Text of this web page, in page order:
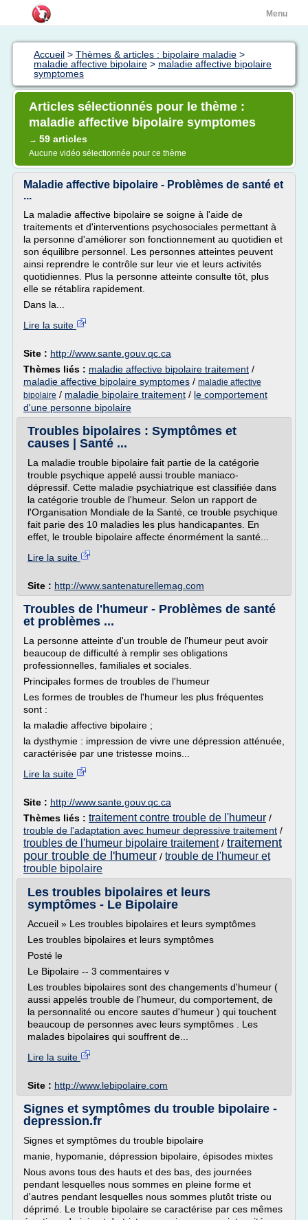
Menu
Accueil > Thèmes & articles : bipolaire maladie >
maladie affective bipolaire > maladie affective bipolaire
symptomes
Articles sélectionnés pour le thème :
maladie affective bipolaire symptomes
→ 59 articles
Aucune vidéo sélectionnée pour ce thème
Maladie affective bipolaire - Problèmes de santé et
...
La maladie affective bipolaire se soigne à l'aide de
traitements et d'interventions psychosociales permettant à
la personne d'améliorer son fonctionnement au quotidien et
son équilibre personnel. Les personnes atteintes peuvent
ainsi reprendre le contrôle sur leur vie et leurs activités
quotidiennes. Plus la personne atteinte consulte tôt, plus
elle se rétablira rapidement.
Dans la...
Lire la suite
Site : http://www.sante.gouv.qc.ca
Thèmes liés : maladie affective bipolaire traitement /
maladie affective bipolaire symptomes / maladie affective
bipolaire / maladie bipolaire traitement / le comportement
d'une personne bipolaire
Troubles bipolaires : Symptômes et
causes | Santé ...
La maladie trouble bipolaire fait partie de la catégorie
trouble psychique appelé aussi trouble maniaco-
dépressif. Cette maladie psychiatrique est classifiée dans
la catégorie trouble de l'humeur. Selon un rapport de
l'Organisation Mondiale de la Santé, ce trouble psychique
fait parie des 10 maladies les plus handicapantes. En
effet, le trouble bipolaire affecte énormément la santé...
Lire la suite
Site : http://www.santenaturellemag.com
Troubles de l'humeur - Problèmes de santé
et problèmes ...
La personne atteinte d'un trouble de l'humeur peut avoir
beaucoup de difficulté à remplir ses obligations
professionnelles, familiales et sociales.
Principales formes de troubles de l'humeur
Les formes de troubles de l'humeur les plus fréquentes
sont :
la maladie affective bipolaire ;
la dysthymie : impression de vivre une dépression atténuée,
caractérisée par une tristesse moins...
Lire la suite
Site : http://www.sante.gouv.qc.ca
Thèmes liés : traitement contre trouble de l'humeur /
trouble de l'adaptation avec humeur depressive traitement /
troubles de l'humeur bipolaire traitement/ traitement
pour trouble de l'humeur / trouble de l'humeur et
trouble bipolaire
Les troubles bipolaires et leurs
symptômes - Le Bipolaire
Accueil » Les troubles bipolaires et leurs symptômes
Les troubles bipolaires et leurs symptômes
Posté le
Le Bipolaire -- 3 commentaires v
Les troubles bipolaires sont des changements d'humeur (
aussi appelés trouble de l'humeur, du comportement, de
la personnalité ou encore sautes d'humeur ) qui touchent
beaucoup de personnes avec leurs symptômes . Les
malades bipolaires qui souffrent de...
Lire la suite
Site : http://www.lebipolaire.com
Signes et symptômes du trouble bipolaire -
depression.fr
Signes et symptômes du trouble bipolaire
manie, hypomanie, dépression bipolaire, épisodes mixtes
Nous avons tous des hauts et des bas, des journées
pendant lesquelles nous sommes en pleine forme et
d'autres pendant lesquelles nous sommes plutôt triste ou
déprimé. Le trouble bipolaire se caractérise par ces mêmes